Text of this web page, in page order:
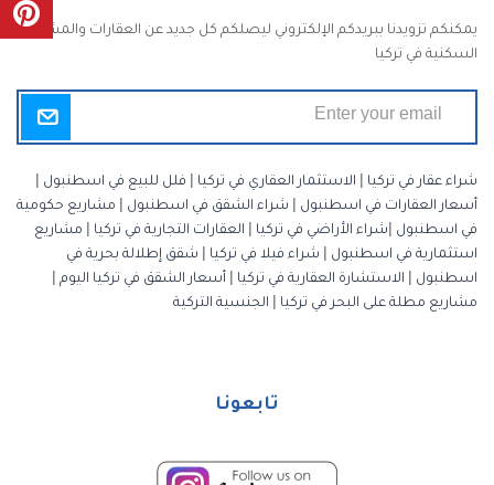
يمكنكم تزويدنا ببريدكم الإلكتروني ليصلكم كل جديد عن العقارات والمشاريع
السكنية في تركيا
شراء عقار في تركيا الاستثمار العقاري في تركيا فلل للبيع في اسطنبول
أسعار العقارات في اسطنبول
شراء الشقق في اسطنبول
مشاريع حكومية
في اسطنبول
شراء الأراضي في تركيا العقارات التجارية في تركيا
مشاريع
استثمارية في اسطنبول
شراء فيلا في تركيا
شقق إطلالة بحرية في
اسطنبول
الاستشارة العقارية في تركيا أسعار الشقق في تركيا اليوم
مشاريع مطلة على البحر في تركيا
الجنسية التركية
تابعونا